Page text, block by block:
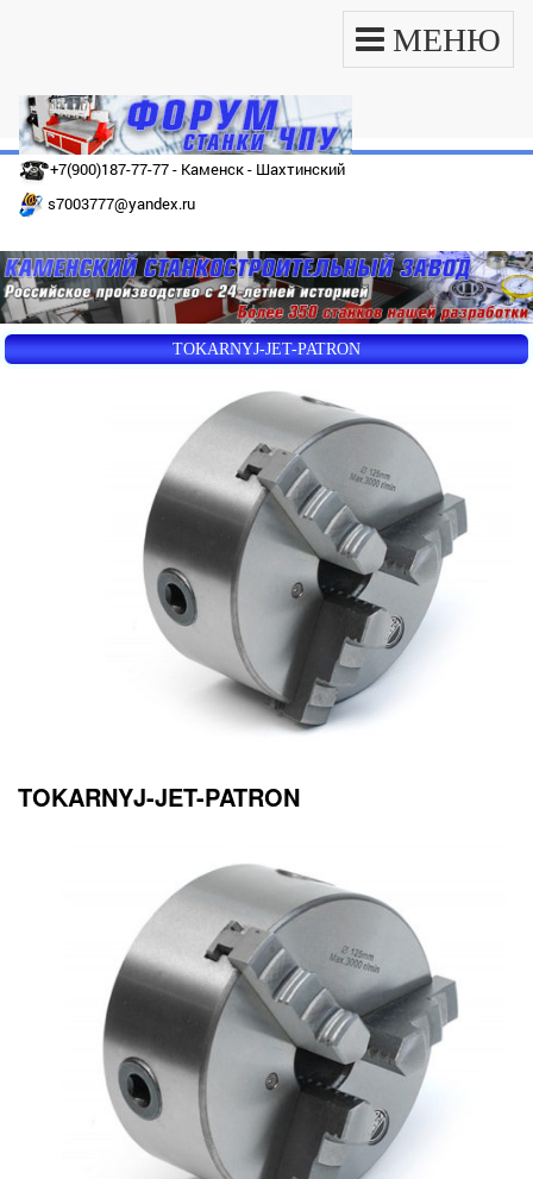
МЕНЮ
+7(900)187-77-77 - Каменск - Шахтинский
s7003777@yandex.ru
TOKARNYJ-JET-PATRON
TOKARNYJ-JET-PATRON